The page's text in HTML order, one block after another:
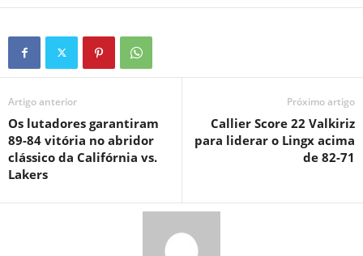
Artigo anterior
Os lutadores garantiram
89-84 vitória no abridor
clássico da Califórnia vs.
Lakers
Próximo artigo
Callier Score 22 Valkiriz
para liderar o Lingx acima
de 82-71